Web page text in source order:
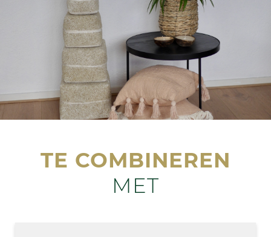
TE COMBINEREN
MET